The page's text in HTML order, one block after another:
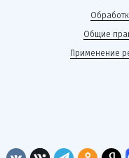
Общие
Применение